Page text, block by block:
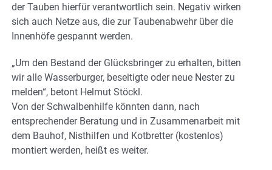
der Tauben hierfür verantwortlich sein. Negativ wirken
sich auch Netze aus, die zur Taubenabwehr über die
Innenhöfe gespannt werden.
„Um den Bestand der Glücksbringer zu erhalten, bitten
wir alle Wasserburger, beseitigte oder neue Nester zu
melden“, betont Helmut Stöckl.
Von der Schwalbenhilfe könnten dann, nach
entsprechender Beratung und in Zusammenarbeit mit
dem Bauhof, Nisthilfen und Kotbretter (kostenlos)
montiert werden, heißt es weiter.